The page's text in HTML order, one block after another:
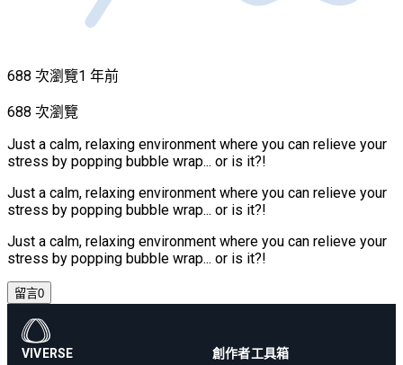
688 次瀏覽1 年前
688 次瀏覽
Just a calm, relaxing environment where you can relieve your
stress by popping bubble wrap... or is it?!
Just a calm, relaxing environment where you can relieve your
stress by popping bubble wrap... or is it?!
Just a calm, relaxing environment where you can relieve your
stress by popping bubble wrap... or is it?!
留言0
VIVERSE
創作者工具箱